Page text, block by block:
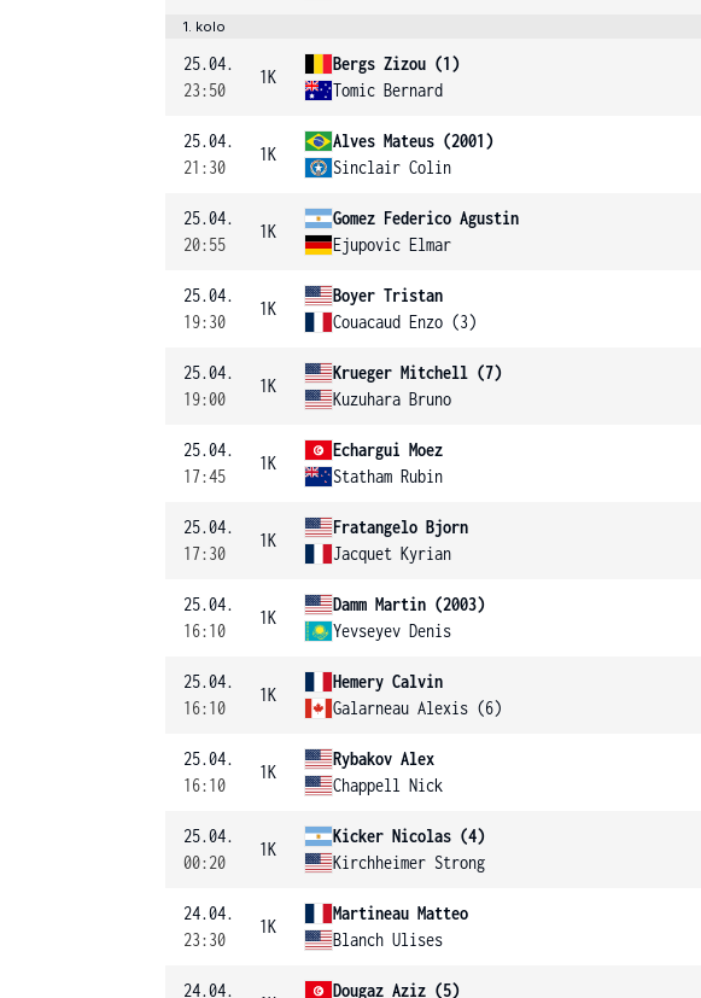
1. kolo
25.04.
23:50
1K
Bergs Zizou (1)
Tomic Bernard
25.04.
21:30
1K
Alves Mateus (2001)
Sinclair Colin
25.04.
20:55
1K
Gomez Federico Agustin
Ejupovic Elmar
25.04.
19:30
1K
Boyer Tristan
Couacaud Enzo (3)
25.04.
19:00
1K
Krueger Mitchell (7)
Kuzuhara Bruno
25.04.
17:45
1K
Echargui Moez
Statham Rubin
25.04.
17:30
1K
Fratangelo Bjorn
Jacquet Kyrian
25.04.
16:10
1K
Damm Martin (2003)
Yevseyev Denis
25.04.
16:10
1K
Hemery Calvin
Galarneau Alexis (6)
25.04.
16:10
1K
Rybakov Alex
Chappell Nick
25.04.
00:20
1K
Kicker Nicolas (4)
Kirchheimer Strong
24.04.
23:30
1K
Martineau Matteo
Blanch Ulises
24.04. Dougaz Aziz (5)